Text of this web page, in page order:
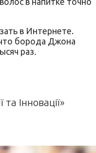
в Интернете.
борода Джона
раз
Інновації»